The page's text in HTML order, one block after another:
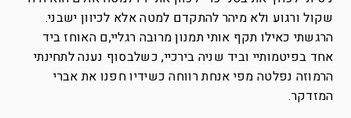
שקול ורגוע ולא מיהר להתקדם למטה אלא לכיוון ישבני.
הרגשתי כאילו תקף אותי תמנון מרובה רגליי,ם האוחז ביד
אחד בפיטמותיי וביד שניה בירכיי, כשלבסוף נענה לתחינתי
הרמוזה נפלטה מפי אנחת רווחה כשידיו חפנו את אברי
המזדקר.